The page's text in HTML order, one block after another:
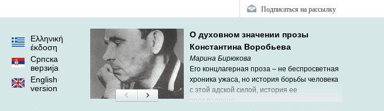
Подписаться на рассылку
Ελληνική
έκδοση
Српска
верзиjа
English
version
О духовном значении прозы
Константина Воробьева
Марина Бирюкова
Его концлагерная проза – не беспросветная
хроника ужаса, но история борьбы человека
с этой адской силой, история ее
преодоления.